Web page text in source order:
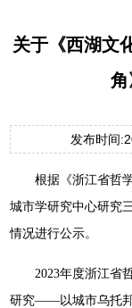
关于《西湖文
角
发布时间
根据《浙江省哲
城市学研究中心研究
情况进行公示。
2023年度浙江省
研究——以城市乌托邦